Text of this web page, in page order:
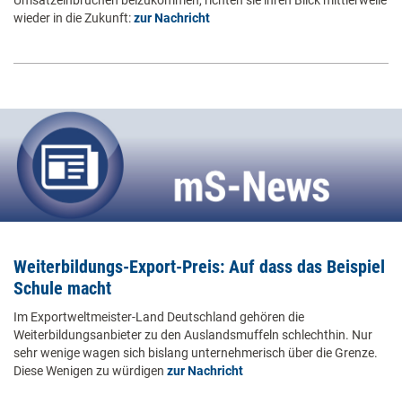
wieder in die Zukunft:zur Nachricht
Weiterbildungs-Export-Preis: Auf dass das Beispiel
Schule macht
Im Exportweltmeister-Land Deutschland gehören die
Weiterbildungsanbieter zu den Auslandsmuffeln schlechthin. Nur
sehr wenige wagen sich bislang unternehmerisch über die Grenze.
Diese Wenigen zu würdigen zur Nachricht